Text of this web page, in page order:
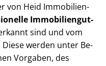
von Heid Im­mo­bi­li­en­
Im­mo­bi­li­en­gut­
sind und vom
Diese werden unter Be­
Vorgaben, des